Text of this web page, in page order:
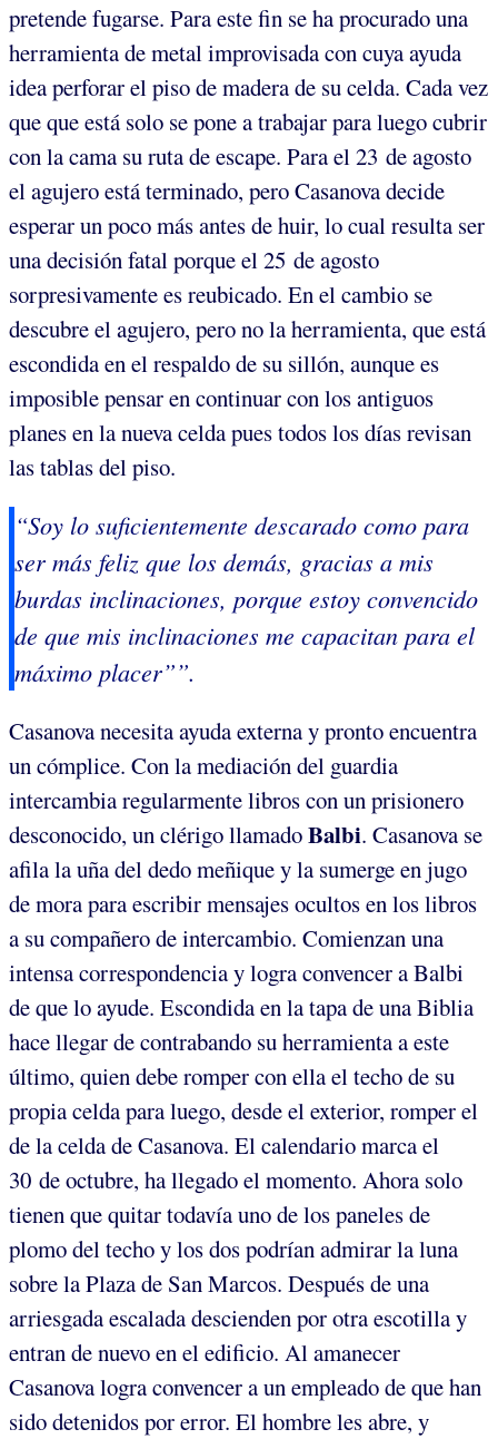
pretende fugarse. Para este fin se ha procurado una
herramienta de metal improvisada con cuya ayuda
idea perforar el piso de madera de su celda. Cada vez
que que está solo se pone a trabajar para luego cubrir
con la cama su ruta de escape. Para el 23 de agosto
el agujero está terminado, pero Casanova decide
esperar un poco más antes de huir, lo cual resulta ser
una decisión fatal porque el 25 de agosto
sorpresivamente es reubicado. En el cambio se
descubre el agujero, pero no la herramienta, que está
escondida en el respaldo de su sillón, aunque es
imposible pensar en continuar con los antiguos
planes en la nueva celda pues todos los días revisan
las tablas del piso.
“Soy lo suficientemente descarado como para
ser más feliz que los demás, gracias a mis
burdas inclinaciones, porque estoy convencido
de que mis inclinaciones me capacitan para el
máximo placer””.
Casanova necesita ayuda externa y pronto encuentra
un cómplice. Con la mediación del guardia
intercambia regularmente libros con un prisionero
desconocido, un clérigo llamadoBalbi. Casanova se
afila la uña del dedo meñique y la sumerge en jugo
de mora para escribir mensajes ocultos en los libros
a su compañero de intercambio. Comienzan una
intensa correspondencia y logra convencer a Balbi
de que lo ayude. Escondida en la tapa de una Biblia
hace llegar de contrabando su herramienta a este
último, quien debe romper con ella el techo de su
propia celda para luego, desde el exterior, romper el
de la celda de Casanova. El calendario marca el
30 de octubre, ha llegado el momento. Ahora solo
tienen que quitar todavía uno de los paneles de
plomo del techo y los dos podrían admirar la luna
sobre la Plaza de San Marcos. Después de una
arriesgada escalada descienden por otra escotilla y
entran de nuevo en el edificio. Al amanecer
Casanova logra convencer a un empleado de que han
sido detenidos por error. El hombre les abre, y